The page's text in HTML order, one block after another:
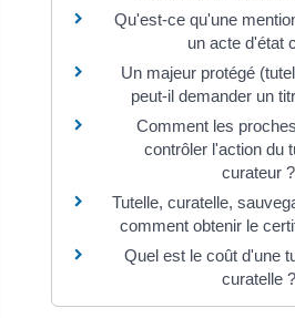
Qu'est-ce qu'une
un acte d'état
Un majeur protégé
peut-il demander un
Comment les
contrôler l'action du
curateur ?
Tutelle, curatelle,
comment obtenir le
Quel est le coût d'une
curatelle ?